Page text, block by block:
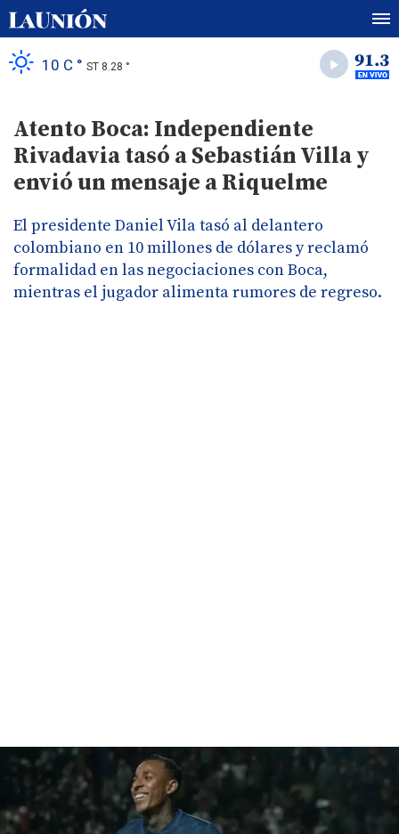
10 C ° ST 8.28 °
Atento Boca: Independiente
Rivadavia tasó a Sebastián Villa y
envió un mensaje a Riquelme
El presidente Daniel Vila tasó al delantero
colombiano en 10 millones de dólares y reclamó
formalidad en las negociaciones con Boca,
mientras el jugador alimenta rumores de regreso.